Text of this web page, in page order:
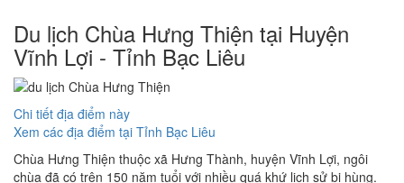
Du lịch Chùa Hưng Thiện tại Huyện
Vĩnh Lợi - Tỉnh Bạc Liêu
Chi tiết địa điểm này
Xem các địa điểm tại Tỉnh Bạc Liêu
Chùa Hưng Thiện thuộc xã Hưng Thành, huyện Vĩnh Lợi, ngôi
chùa đã có trên 150 năm tuổi với nhiều quá khứ lịch sử bi hùng.